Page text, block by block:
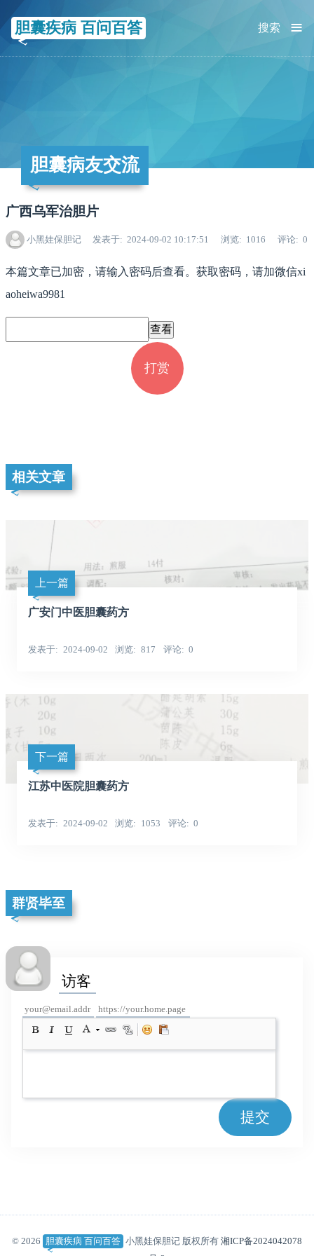
胆囊疾病 百问百答 ≡
搜索
胆囊病友交流
广西乌军治胆片
小黑娃保胆记 发表于 2024-09-02 10:17:51 浏览 1016 评论 0
本篇文章已加密，请输入密码后查看。获取密码，请加微信xi
aoheiwa9981
打赏
相关文章
上一篇
广安门中医胆囊药方
发表于 2024-09-02 浏览 817 评论 0
下一篇
江苏中医院胆囊药方
发表于 2024-09-02 浏览 1053 评论 0
群贤毕至
提交
© 2026 胆囊疾病 百问百答 小黑娃保胆记 版权所有 湘ICP备2024042078